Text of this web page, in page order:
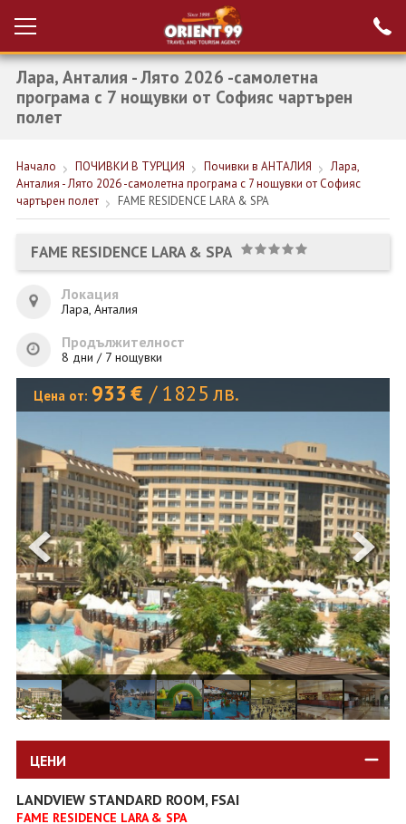
Вход за агенти
Проверка на
резервация
НОВА ГОДИНА ТУРЦИЯ
НОВА ГОДИНА
ЕКЗОТИКА
ЕКСКУРЗИИ
ОЩЕ
ЗА НАС
ФИРМЕНИ ДОКУМЕНТИ
0700 144 34 Запитване
ПОСЛЕДВАЙТЕ НИ
Лара, Анталия - Лято 2026 -самолетна
програма с 7 нощувки от Софияс чартърен
полет
Начало ПОЧИВКИ В ТУРЦИЯ Почивки в АНТАЛИЯ
Лара,
Анталия - Лято 2026 -самолетна програма с 7 нощувки от Софияс
чартърен полет
FAME RESIDENCE LARA & SPA
FAME RESIDENCE LARA & SPA
Локация
Лара, Анталия
Продължителност
8 дни / 7 нощувки
Цена от: 933 € / 1825 лв.
ЦЕНИ
LANDVIEW STANDARD ROOM, FSAI
FAME RESIDENCE LARA & SPA